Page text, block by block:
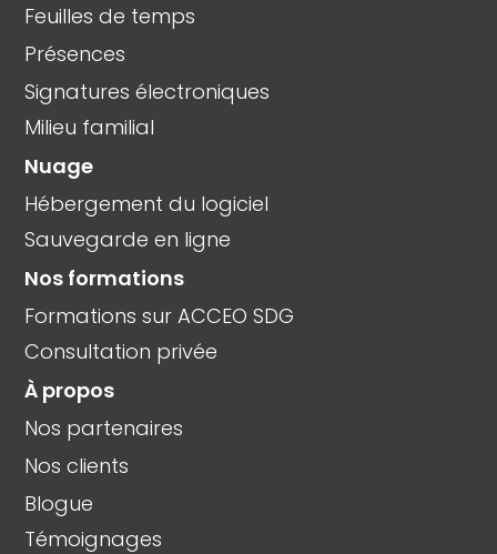
Feuilles de temps
Présences
Signatures électroniques
Milieu familial
Nuage
Hébergement du logiciel
Sauvegarde en ligne
Nos formations
Formations sur ACCEO SDG
Consultation privée
À propos
Nos partenaires
Nos clients
Blogue
Témoignages